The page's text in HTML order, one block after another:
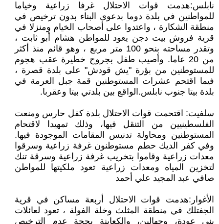
نابلس:هدمت قوات الاحتلال غرفا زراعية وخياما
للمواطنين في بلدة دوما بدعوى البناء بدون ترخيص في
منطقة الشكارة ، واعتدوا على أصحاب الخيام ومنزلا في
قرية فروش بيت دجن يعود للمواطن هشام أبو ثابت ،
وتقدر مساحته بنحو 100 متر مربع ، وهو قائم منذ أكثر
من 20 عاما. وأصيب طفل بجروح خطيرة عقب هجوم
للمستوطنين من بؤرة "يش قودش" على بلدة قصرة ،
فيما اقتحم عشرات المستوطنين قمة جبل العرمة في
بلدة بيتا جنوب نابلس.الواقع بين بلدتي بيتا وعقربا.
سلفيت: اقتحمت قوات الاحتلال بلدة كفل حارس ومنعت
الفلسطينيين من التنقل فيها، وذلك تمهيدا لاقتحام
المستوطنين ومحاولة تدنيس المقامات الموجودة فيها.
وفي كفر الديك حطم مستوطنون غرفة زراعية وسرقوا
معدات زراعية وقاموا بتخريب غرفة زراعية وسرقة تنك
لتخزين المياه ومعدات زراعية تعود ملكيتها للمواطن
صافي عبد المجيد علي أحمد
الأغوار:هدمت قوات الاحتلال أربعة مساكن في قرية
الجفتلك في منطقة المثلث وخلة الفولة ، تعود لعائلات
بني عودة، وجهالين، والكعابنة بحجة عدم الترخيص